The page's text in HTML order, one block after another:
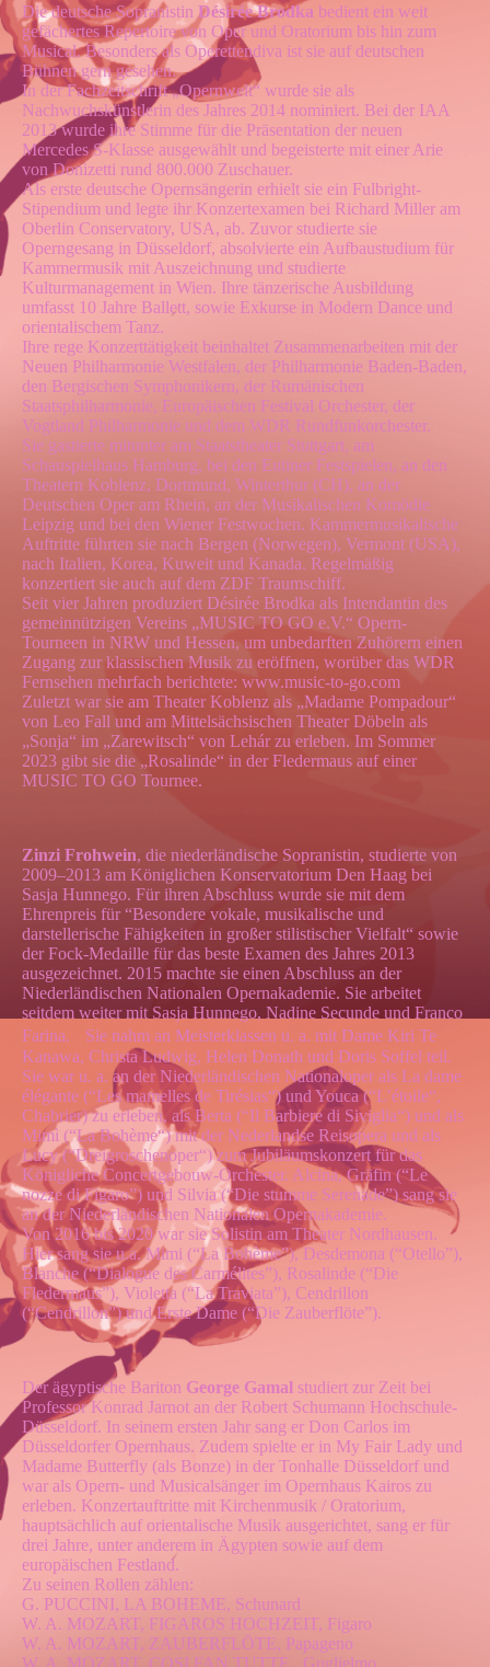
Die deutsche Sopranistin Désirée Brodka bedient ein weit
gefächertes Repertoire von Oper und Oratorium bis hin zum
Musical. Besonders als Operettendiva ist sie auf deutschen
Bühnen gern gesehen.
In der Fachzeitschrift „Opernwelt“ wurde sie als
Nachwuchskünstlerin des Jahres 2014 nominiert. Bei der IAA
2013 wurde ihre Stimme für die Präsentation der neuen
Mercedes S-Klasse ausgewählt und begeisterte mit einer Arie
von Donizetti rund 800.000 Zuschauer.
Als erste deutsche Opernsängerin erhielt sie ein Fulbright-
Stipendium und legte ihr Konzertexamen bei Richard Miller am
Oberlin Conservatory, USA, ab. Zuvor studierte sie
Operngesang in Düsseldorf, absolvierte ein Aufbaustudium für
Kammermusik mit Auszeichnung und studierte
Kulturmanagement in Wien. Ihre tänzerische Ausbildung
umfasst 10 Jahre Ballett, sowie Exkurse in Modern Dance und
orientalischem Tanz.
Ihre rege Konzerttätigkeit beinhaltet Zusammenarbeiten mit der
Neuen Philharmonie Westfalen, der Philharmonie Baden-Baden,
den Bergischen Symphonikern, der Rumänischen
Staatsphilharmonie, Europäischen Festival Orchester, der
Vogtland Philharmonie und dem WDR Rundfunkorchester.
Sie gastierte mitunter am Staatstheater Stuttgart, am
Schauspielhaus Hamburg, bei den Eutiner Festspielen, an den
Theatern Koblenz, Dortmund, Winterthur (CH), an der
Deutschen Oper am Rhein, an der Musikalischen Komödie
Leipzig und bei den Wiener Festwochen. Kammermusikalische
Auftritte führten sie nach Bergen (Norwegen), Vermont (USA),
nach Italien, Korea, Kuweit und Kanada. Regelmäßig
konzertiert sie auch auf dem ZDF Traumschiff.
Seit vier Jahren produziert Désirée Brodka als Intendantin des
gemeinnützigen Vereins „MUSIC TO GO e.V.“ Opern-
Tourneen in NRW und Hessen, um unbedarften Zuhörern einen
Zugang zur klassischen Musik zu eröffnen, worüber das WDR
Fernsehen mehrfach berichtete: www.music-to-go.com
Zuletzt war sie am Theater Koblenz als „Madame Pompadour“
von Leo Fall und am Mittelsächsischen Theater Döbeln als
„Sonja“ im „Zarewitsch“ von Lehár zu erleben. Im Sommer
2023 gibt sie die „Rosalinde“ in der Fledermaus auf einer
MUSIC TO GO Tournee.
Zinzi Frohwein, die niederländische Sopranistin, studierte von
2009–2013 am Königlichen Konservatorium Den Haag bei
Sasja Hunnego. Für ihren Abschluss wurde sie mit dem
Ehrenpreis für “Besondere vokale, musikalische und
darstellerische Fähigkeiten in großer stilistischer Vielfalt“ sowie
der Fock-Medaille für das beste Examen des Jahres 2013
ausgezeichnet. 2015 machte sie einen Abschluss an der
Niederländischen Nationalen Opernakademie. Sie arbeitet
seitdem weiter mit Sasja Hunnego, Nadine Secunde und Franco
Farina. Sie nahm an Meisterklassen u. a. mit Dame Kiri Te
Kanawa, Christa Ludwig, Helen Donath und Doris Soffel teil.
Sie war u. a. an der Niederländischen Nationaloper als La dame
élégante (“Les mamelles de Tirésias“) und Youca (“L’étoile“,
Chabrier) zu erleben, als Berta (“Il Barbiere di Siviglia“) und als
Mimì (“La Bohème“) mit der Nederlandse Reisopera und als
Lucy (“Dreigroschenoper“) zum Jubiläumskonzert für das
Königliche Concertgebouw-Orchester. Alcina, Gräfin (“Le
nozze di Figaro”) und Silvia (“Die stumme Serenade”) sang sie
an der Niederländischen Nationalen Opernakademie.
Von 2016 bis 2020 war sie Solistin am Theater Nordhausen.
Hier sang sie u.a. Mimi (“La Bohème”), Desdemona (“Otello”),
Blanche (“Dialogue des Carmélites”), Rosalinde (“Die
Fledermaus”), Violetta (“La Traviata”), Cendrillon
(“Cendrillon”) und Erste Dame (“Die Zauberflöte”).
Der ägyptische Bariton George Gamal studiert zur Zeit bei
Professor Konrad Jarnot an der Robert Schumann Hochschule-
Düsseldorf. In seinem ersten Jahr sang er Don Carlos im
Düsseldorfer Opernhaus. Zudem spielte er in My Fair Lady und
Madame Butterfly (als Bonze) in der Tonhalle Düsseldorf und
war als Opern- und Musicalsänger im Opernhaus Kairos zu
erleben. Konzertauftritte mit Kirchenmusik / Oratorium,
hauptsächlich auf orientalische Musik ausgerichtet, sang er für
drei Jahre, unter anderem in Ägypten sowie auf dem
europäischen Festland.
Zu seinen Rollen zählen:
G. PUCCINI, LA BOHEME, Schunard
W. A. MOZART, FIGAROS HOCHZEIT, Figaro
W. A. MOZART, ZAUBERFLÖTE, Papageno
W. A. MOZART, COSI FAN TUTTE , Guglielmo